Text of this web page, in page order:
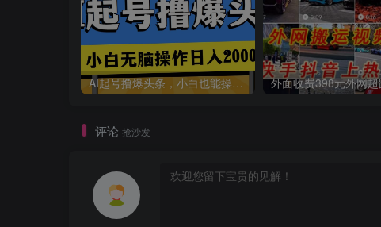
AI起号撸爆头条，小白也能操作，日入2000+
评论 抢沙发